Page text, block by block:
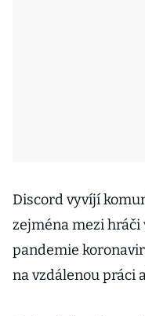
Discord vyvíjí
zejména mezi
pandemie
na vzdálenou práci